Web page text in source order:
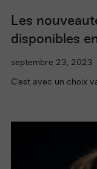
Les
disponibles
septembre 23, 2023
C'est avec un choix